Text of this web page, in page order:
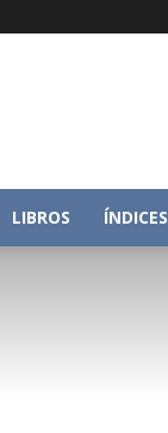
LIBROS ÍNDICES